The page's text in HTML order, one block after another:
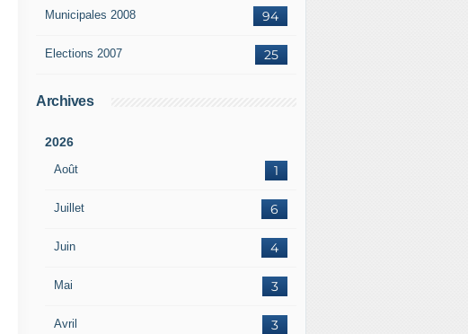
94
Municipales 2008
25
Elections 2007
Archives
2026
Août 1
Juillet 6
Juin 4
Mai 3
Avril 3